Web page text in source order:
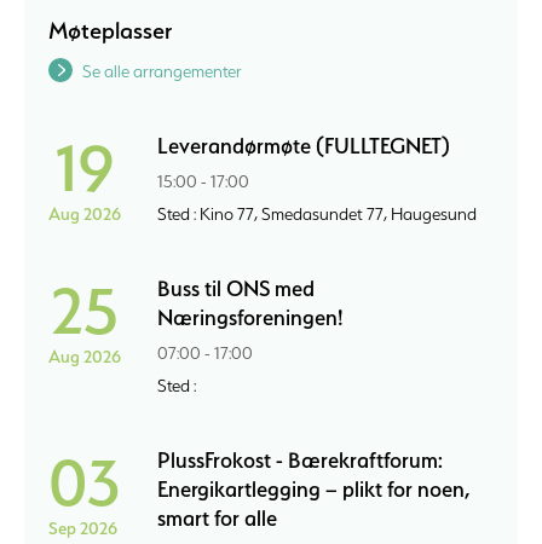
Møteplasser
Se alle arrangementer
19
Aug 2026
Leverandørmøte (FULLTEGNET)
15:00 - 17:00
Sted : Kino 77, Smedasundet 77, Haugesund
25
Aug 2026
Buss til ONS med
Næringsforeningen!
07:00 - 17:00
Sted :
03
Sep 2026
PlussFrokost - Bærekraftforum:
Energikartlegging – plikt for noen,
smart for alle